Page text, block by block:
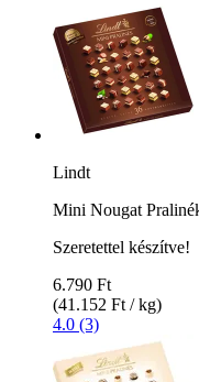
Lindt
Mini Nougat
Szeretettel készítve!
6.790 Ft
(41.152 Ft / kg)
4.0 (3)